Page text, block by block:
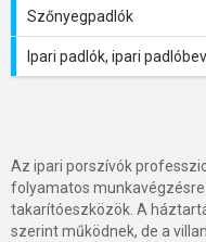
Szőnyegpadlók
Ipari padlók, ipari
Az ipari porszívók
folyamatos
takarítóeszközök. A
szerint működnek, de a